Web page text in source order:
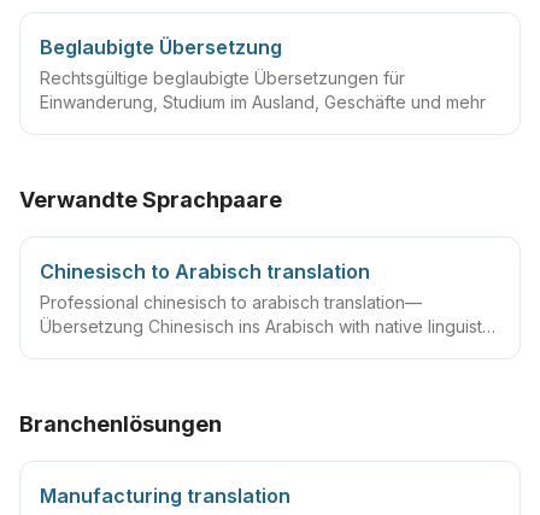
Beglaubigte Übersetzung
Rechtsgültige beglaubigte Übersetzungen für
Einwanderung, Studium im Ausland, Geschäfte und mehr
Verwandte Sprachpaare
Chinesisch to Arabisch translation
Professional chinesisch to arabisch translation—
Übersetzung Chinesisch ins Arabisch with native linguists,
Branchenlösungen
Manufacturing translation